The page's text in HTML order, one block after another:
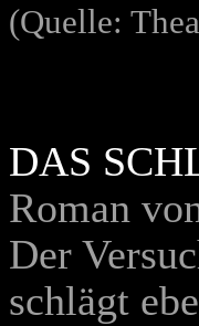
(Quelle:
DAS
Roman
Der
schlägt